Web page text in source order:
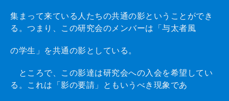
集まって来ている人たちの共通の影ということができ
る。つまり、この研究会のメンバーは「与太者風
の学生」を共通の影としている。
ところで、この影達は研究会への入会を希望してい
る。これは「影の要請」ともいうべき現象であ